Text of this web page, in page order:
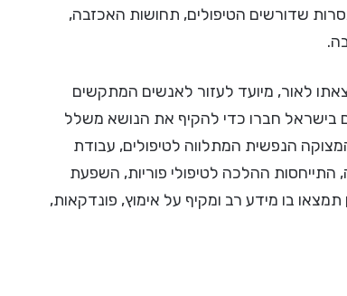
שדורשים הטיפולים, תחושות האכזבה,
לאור, מיועד לעזור לאנשים המתקשים
בישראל חברו כדי להקיף את הנושא משלל
הנפשית המתלווה לטיפולים, עבודת
ההלכה לטיפולי פוריות, השפעת
בו מידע רב ומקיף על אימוץ, פונדקאות,